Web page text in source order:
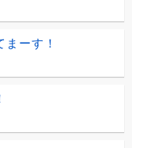
ーす！